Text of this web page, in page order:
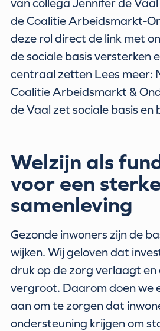
de Coalitie Arbeidsmarkt-
deze rol direct de link met
de sociale basis versterken
centraal zetten Lees meer:
Coalitie Arbeidsmarkt &
de Vaal zet sociale basis
Welzijn als
voor een sterke
samenleving
Gezonde inwoners zijn de
wijken. Wij geloven dat
druk op de zorg verlaagt
vergroot. Daarom doen we
aan om te zorgen dat
ondersteuning krijgen om